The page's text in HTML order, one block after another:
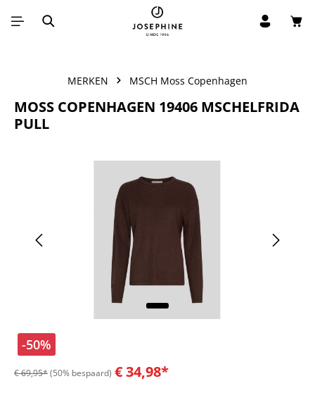
Ga naar de hoofdinhoud
MERKEN MSCH Moss Copenhagen
MOSS COPENHAGEN 19406 MSCHELFRIDA
PULL
-50%
€ 69,95*(50% bespaard) € 34,98*